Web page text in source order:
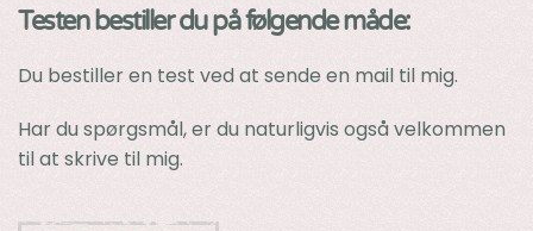
Testen bestiller du på følgende måde:
Du bestiller en test ved at sende en mail til mig.
Har du spørgsmål, er du naturligvis også velkommen
til at skrive til mig.